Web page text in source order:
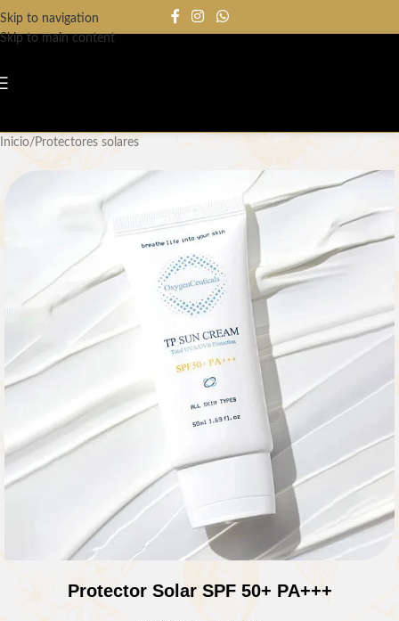
Skip to navigation
Skip to main content
Inicio/ Protectores solares
Protector Solar SPF 50+ PA+++